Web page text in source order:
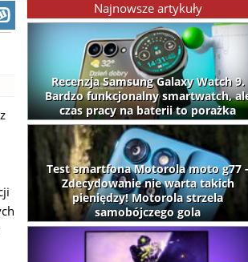
Najnowsze artykuły
Recenzja Samsung Galaxy Watch 9.
Bardzo funkcjonalny smartwatch,
czas pracy na baterii to porażka
Test smartfona Motorola moto g77 -
Zdecydowanie nie warta takich
pieniędzy! Motorola strzela
samobójczego gola